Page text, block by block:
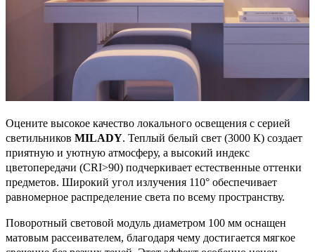
Оцените высокое качество локального освещения с серией
светильников MILADY. Теплый белый свет (3000 К) создает
приятную и уютную атмосферу, а высокий индекс
цветопередачи (CRI>90) подчеркивает естественные оттенки
предметов. Широкий угол излучения 110° обеспечивает
равномерное распределение света по всему пространству.
Поворотный световой модуль диаметром 100 мм оснащен
матовым рассеивателем, благодаря чему достигается мягкое